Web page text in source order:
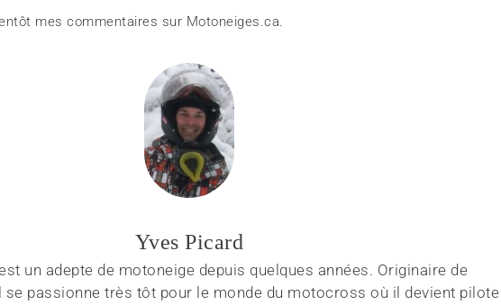
mes commentaires sur Motoneiges.ca.
Yves Picard
un adepte de motoneige depuis quelques années. Originaire de
se passionne très tôt pour le monde du motocross où il devient pilote